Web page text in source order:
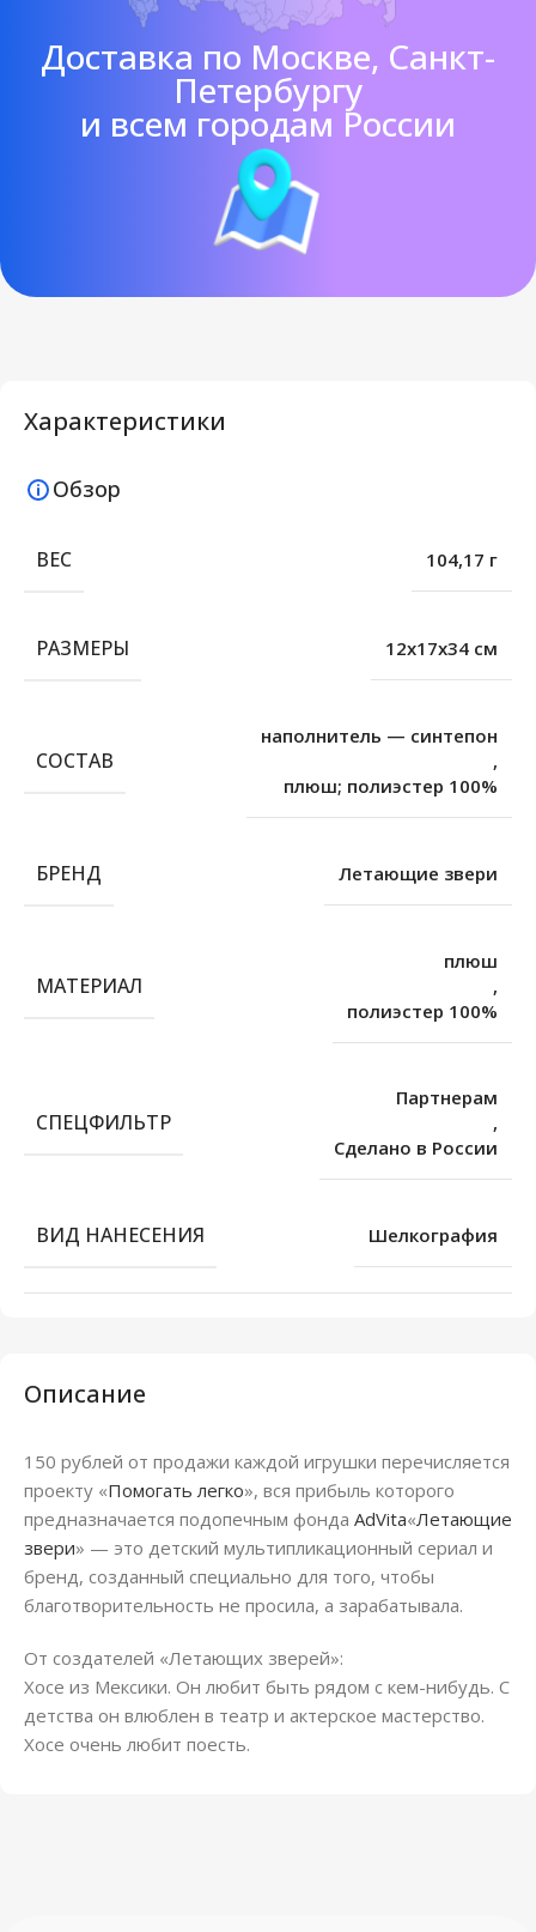
Доставка по Москве, Санкт-
Петербургу
и всем городам России
Описание
150 рублей от продажи каждой игрушки перечисляется
проекту «Помогать легко», вся прибыль которого
предназначается подопечным фонда AdVita«Летающие
звери» — это детский мультипликационный сериал и
бренд, созданный специально для того, чтобы
благотворительность не просила, а зарабатывала.
От создателей «Летающих зверей»:
Хосе из Мексики. Он любит быть рядом с кем-нибудь. С
детства он влюблен в театр и актерское мастерство.
Хосе очень любит поесть.
Характеристики
Обзор
ВЕС 104,17 г
РАЗМЕРЫ 12х17х34 см
СОСТАВ
наполнитель — синтепон
,
плюш; полиэстер 100%
БРЕНД Летающие звери
МАТЕРИАЛ
плюш
,
полиэстер 100%
СПЕЦФИЛЬТР
Партнерам
,
Сделано в России
ВИД НАНЕСЕНИЯ Шелкография